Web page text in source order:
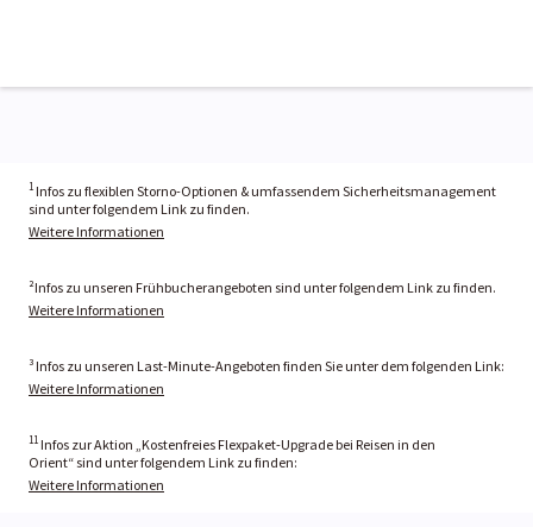
1 Infos zu flexiblen Storno-Optionen & umfassendem Sicherheitsmanagement
sind unter folgendem Link zu finden.
Weitere Informationen
²Infos zu unseren Frühbucherangeboten sind unter folgendem Link zu finden.
Weitere Informationen
³ Infos zu unseren Last-Minute-Angeboten finden Sie unter dem folgenden Link:
Weitere Informationen
11 Infos zur Aktion „Kostenfreies Flexpaket-Upgrade bei Reisen in den
Orient“ sind unter folgendem Link zu finden:
Weitere Informationen